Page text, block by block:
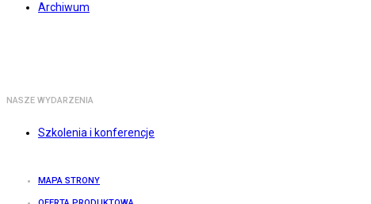
Archiwum
NASZE WYDARZENIA
Szkolenia i konferencje
MAPA STRONY